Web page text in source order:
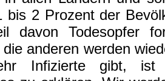
bis 2 Prozent der
davon Todesopfer
die anderen werden
Infizierte gibt,